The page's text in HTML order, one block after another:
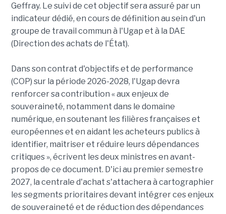
Geffray. Le suivi de cet objectif sera assuré par un
indicateur dédié, en cours de définition au sein d'un
groupe de travail commun à l'Ugap et à la DAE
(Direction des achats de l'État).
Dans son contrat d'objectifs et de performance
(COP) sur la période 2026-2028, l'Ugap devra
renforcer sa contribution « aux enjeux de
souveraineté, notamment dans le domaine
numérique, en soutenant les filières françaises et
européennes et en aidant les acheteurs publics à
identifier, maîtriser et réduire leurs dépendances
critiques », écrivent les deux ministres en avant-
propos de ce document. D'ici au premier semestre
2027, la centrale d'achat s'attachera à cartographier
les segments prioritaires devant intégrer ces enjeux
de souveraineté et de réduction des dépendances